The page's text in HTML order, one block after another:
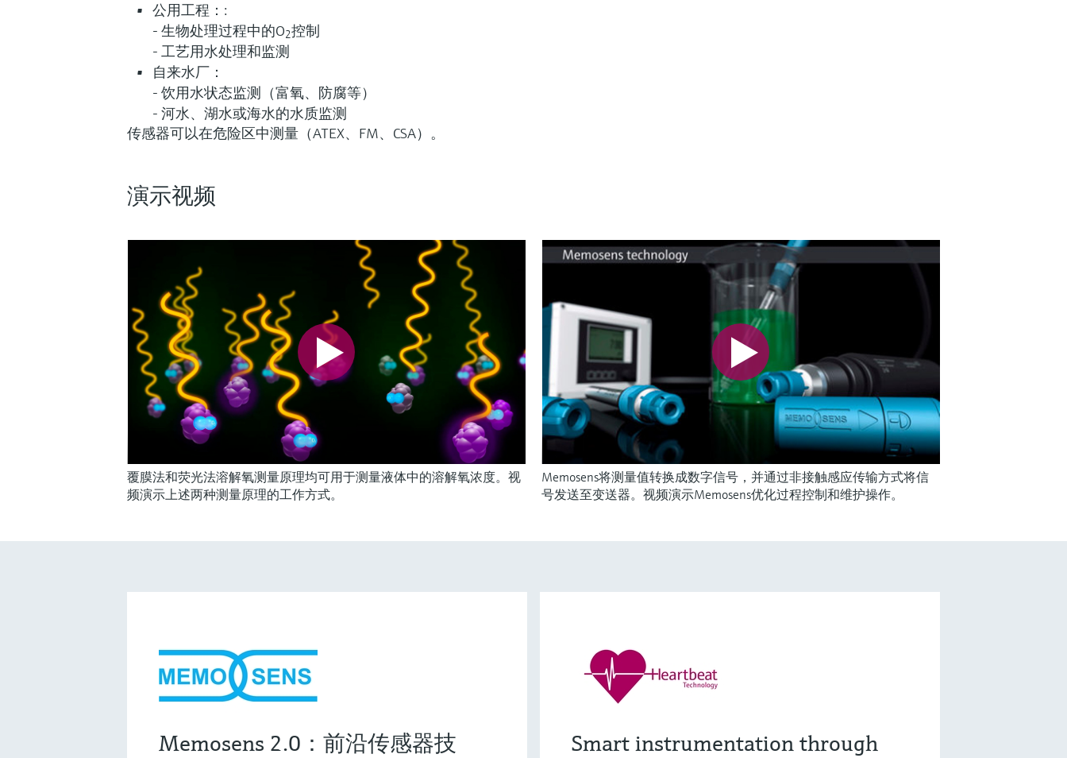
公用工程：:
- 生物处理过程中的O2控制
- 工艺用水处理和监测
自来水厂：
- 饮用水状态监测（富氧、防腐等）
- 河水、湖水或海水的水质监测
传感器可以在危险区中测量（ATEX、FM、CSA）。
演示视频
覆膜法和荧光法溶解氧测量原理均可用于测量液体中的溶解氧浓度。视
频演示上述两种测量原理的工作方式。
Memosens将测量值转换成数字信号，并通过非接触感应传输方式将信
号发送至变送器。视频演示Memosens优化过程控制和维护操作。
Memosens 2.0：前沿传感器技
Smart instrumentation through
灵活满足各类仪表选型要求